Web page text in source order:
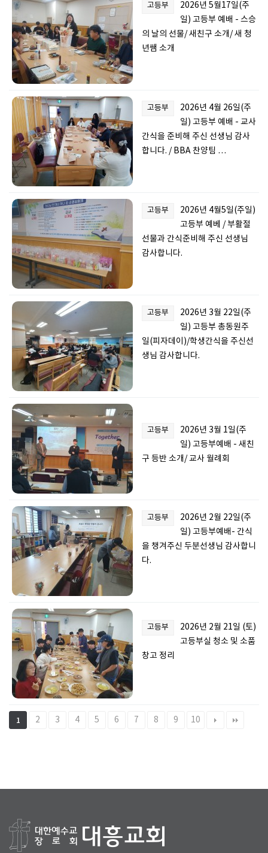
고등부
2026년 5월17일(주
일) 고등부 예배 - 스승
의 날의 선물/ 새친구 소개/ 새 청
년쌤 소개
고등부
2026년 4월 26일(주
일) 고등부 예배 - 교사
간식을 준비해 주신 선생님 감사
합니다. / BBA 찬양팀 …
고등부
2026년 4월5일(주일)
고등부 예베 / 부활절
선물과 간식준비해 주신 선생님
감사합니다.
고등부
2026년 3월 22일(주
일) 고등부 총동원주
일(피자데이)/학생간식을 주신선
생님 감사합니다.
고등부
2026년 3월 1일(주
일) 고등부예배 - 새친
구 등반 소개/ 교사 월례회
고등부
2026년 2월 22일(주
일) 고등부예배- 간식
을 챙겨주신 두분선생님 감사합니
다.
고등부
2026년 2월 21일 (토)
고등부실 청소 및 소품
창고 정리
1 2 3 4 5 6 7 8 9 10